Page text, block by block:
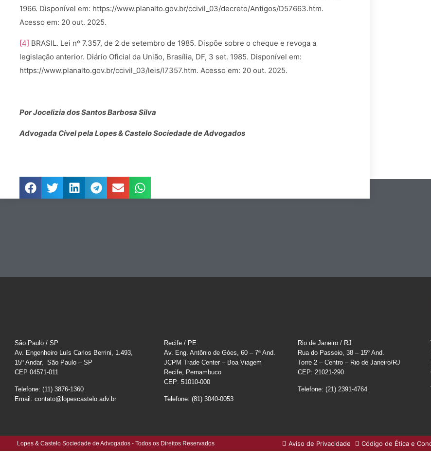
1966. Disponível em: https://www.planalto.gov.br/ccivil_03/decreto/Antigos/D57663.htm.
Acesso em: 20 out. 2025.
[4] BRASIL. Lei nº 7.357, de 2 de setembro de 1985. Dispõe sobre o cheque e revoga a
legislação anterior. Diário Oficial da União, Brasília, DF, 3 set. 1985. Disponível em:
https://www.planalto.gov.br/ccivil_03/leis/l7357.htm. Acesso em: 20 out. 2025.
Por Jocelizia dos Santos Barbosa Silva
Advogada Cível pela Lopes & Castelo Sociedade de Advogados
São Paulo / SP
Av. Engenheiro Luís Carlos Berrini, 1.493,
15º Andar, São Paulo – SP
CEP 04571-011
Telefone: (11) 3876-1360
Email: contato@lopescastelo.adv.br
Recife / PE
Av. Eng. Antônio de Góes, 60 – 7ª And.
JCPM Trade Center – Boa Viagem
Recife, Pernambuco
CEP: 51010-000
Telefone: (81) 3040-0053
Rio de Janeiro / RJ
Rua do Passeio, 38 – 15º And.
Torre 2 – Centro – Rio de Janeiro/RJ
CEP: 21021-290
Telefone: (21) 2391-4764
Lopes & Castelo Sociedade de Advogados - Todos os Direitos Reservados Aviso de Privacidade Código de Ética e